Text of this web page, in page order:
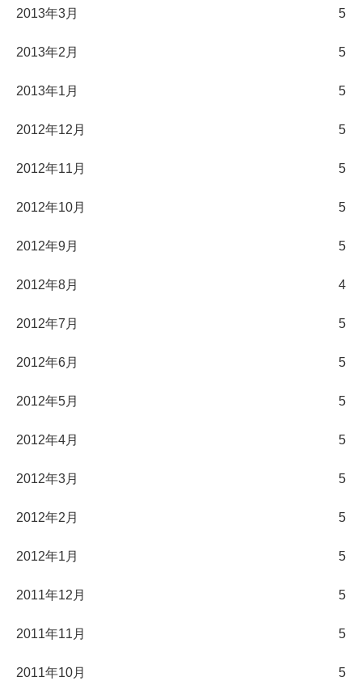
2013年3月 5
2013年2月 5
2013年1月 5
2012年12月 5
2012年11月 5
2012年10月 5
2012年9月 5
2012年8月 4
2012年7月 5
2012年6月 5
2012年5月 5
2012年4月 5
2012年3月 5
2012年2月 5
2012年1月 5
2011年12月 5
2011年11月 5
2011年10月 5